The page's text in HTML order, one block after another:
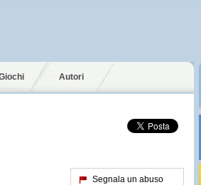
Autori
Segnala un abuso